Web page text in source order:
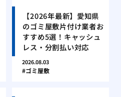
【2026年最新】愛知県
のゴミ屋敷片付け業者お
すすめ5選！キャッシュ
レス・分割払い対応
2026.08.03
ゴミ屋敷